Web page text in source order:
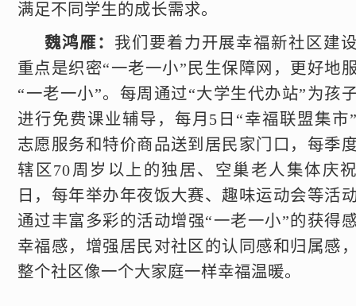
满足不同学生的成长需求。
魏鸿雁： 我们要着力开展幸福新社区建
重点是织密“一老一小”民生保障网，更好地
“一老一小”。每周通过“大学生代办站”为孩
进行免费课业辅导，每月5日“幸福联盟集市
志愿服务和特价商品送到居民家门口，每季
辖区70周岁以上的独居、空巢老人集体庆
日，每年举办年夜饭大赛、趣味运动会等活
通过丰富多彩的活动增强“一老一小”的获得
幸福感，增强居民对社区的认同感和归属感
整个社区像一个大家庭一样幸福温暖。